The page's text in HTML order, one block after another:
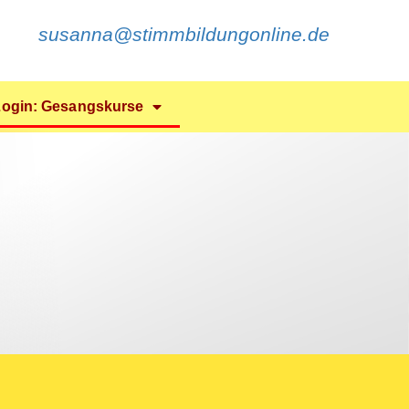
susanna@stimmbildungonline.de
Gesangskurse